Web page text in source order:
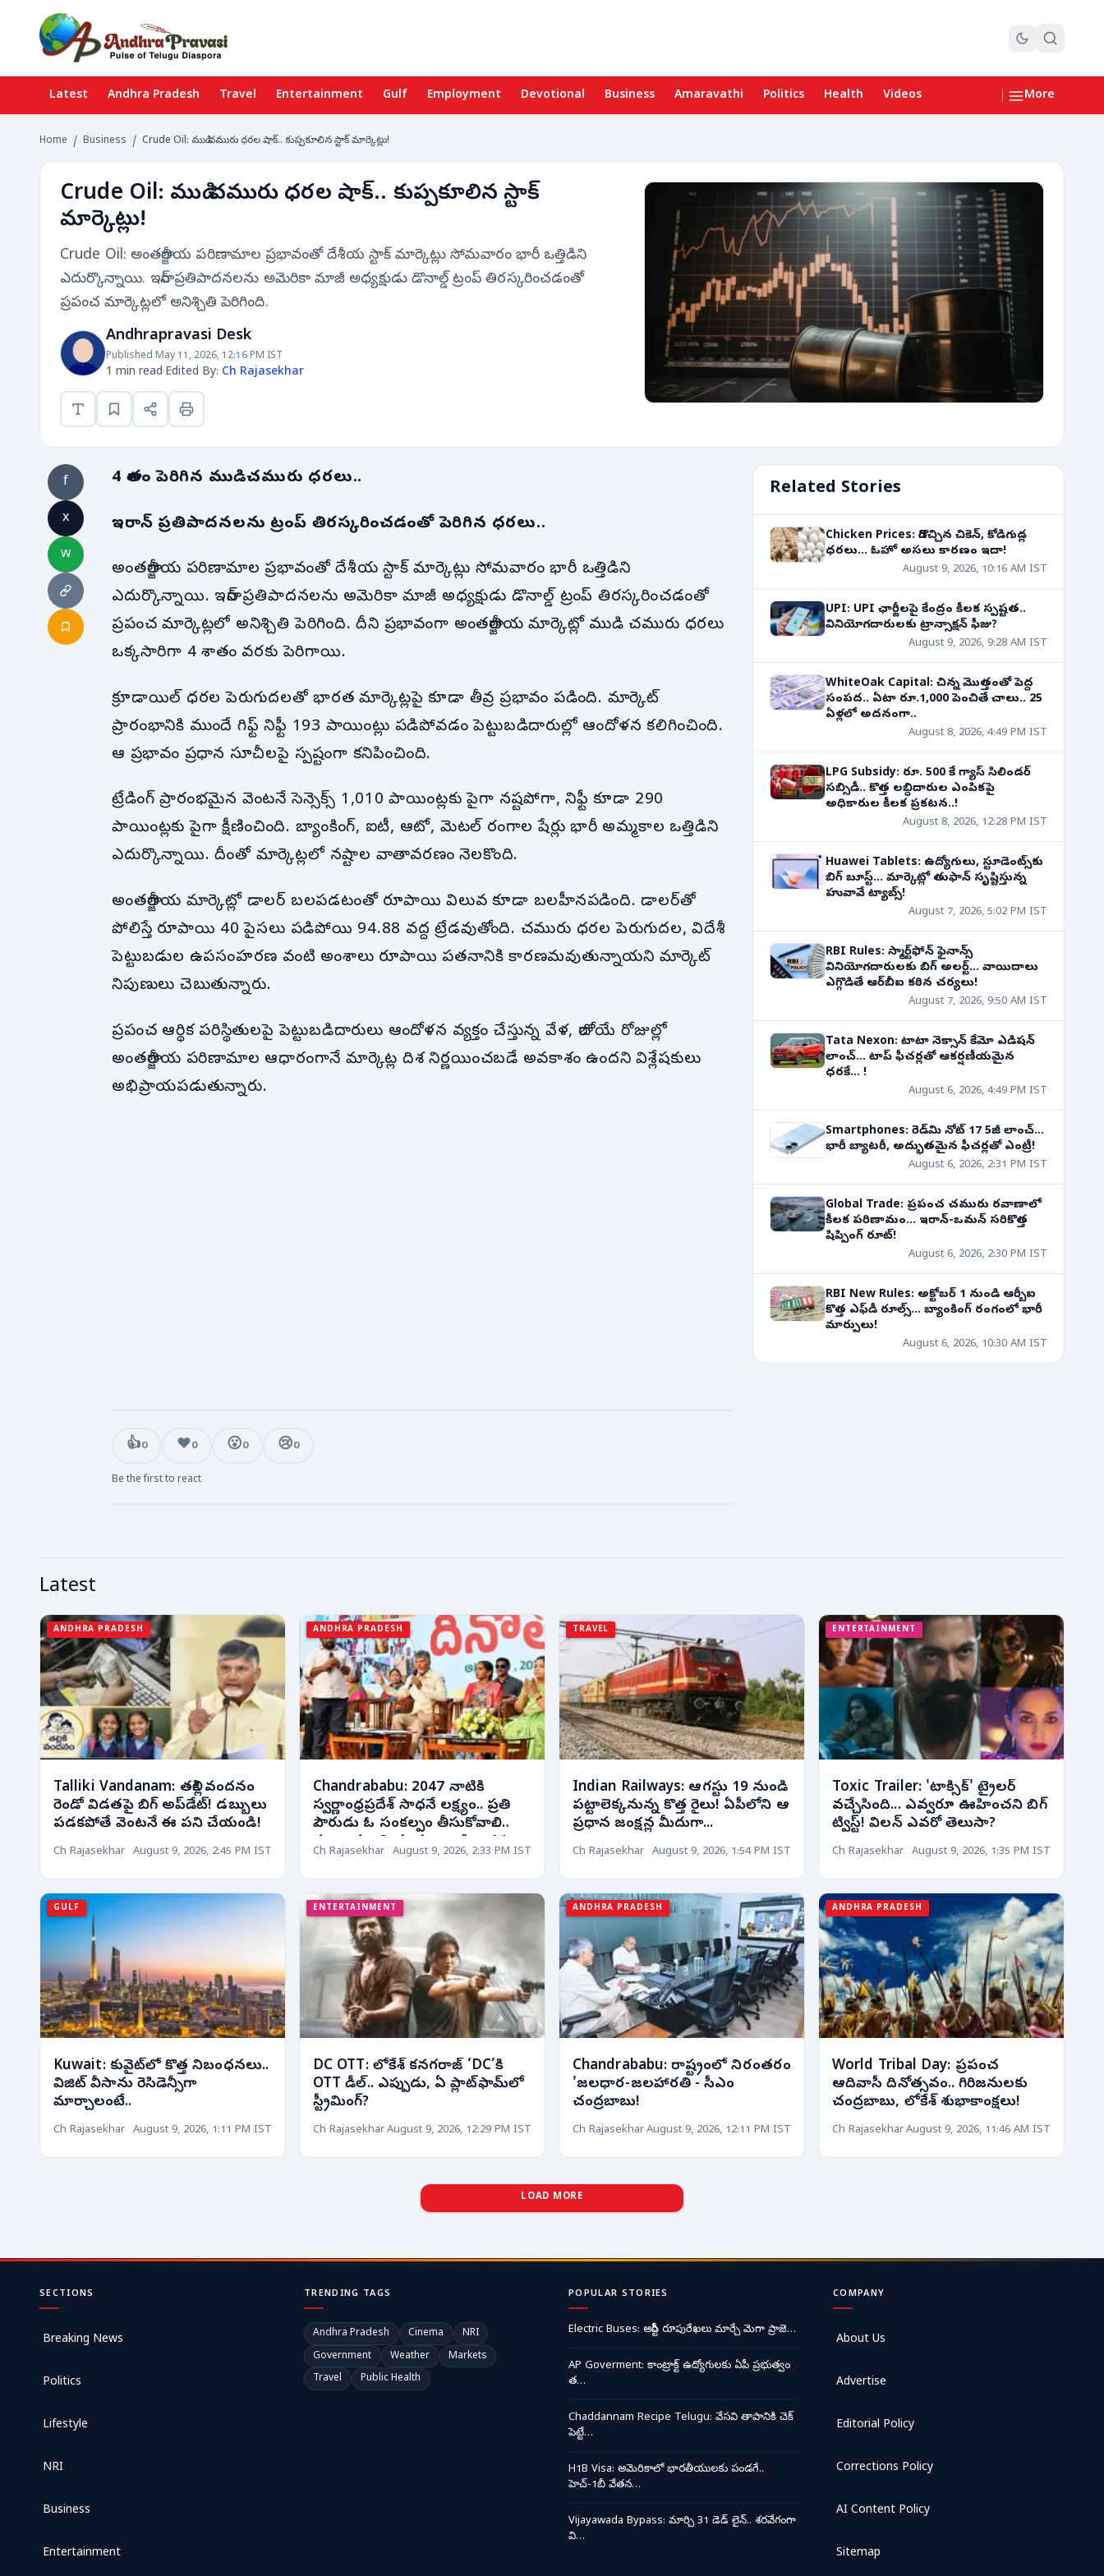
Latest Andhra Pradesh Travel Entertainment Gulf Employment Devotional Business Amaravathi Politics Health Videos More
Home / Business / Crude Oil: ముడి చమురు ధరల షాక్.. కుప్పకూలిన స్టాక్ మార్కెట్లు!
Crude Oil: ముడి చమురు ధరల షాక్.. కుప్పకూలిన స్టాక్
మార్కెట్లు!
Crude Oil: అంతర్జాతీయ పరిణామాల ప్రభావంతో దేశీయ స్టాక్ మార్కెట్లు సోమవారం భారీ ఒత్తిడిని
ఎదుర్కొన్నాయి. ఇరాన్ ప్రతిపాదనలను అమెరికా మాజీ అధ్యక్షుడు డొనాల్డ్ ట్రంప్ తిరస్కరించడంతో
ప్రపంచ మార్కెట్లలో అనిశ్చితి పెరిగింది.
Andhrapravasi Desk
Published May 11, 2026, 12:16 PM IST
1 min read·Edited By: Ch Rajasekhar
f
x
w
4 శాతం పెరిగిన ముడిచమురు ధరలు..
ఇరాన్ ప్రతిపాదనలను ట్రంప్ తిరస్కరించడంతో పెరిగిన ధరలు..
అంతర్జాతీయ పరిణామాల ప్రభావంతో దేశీయ స్టాక్ మార్కెట్లు సోమవారం భారీ ఒత్తిడిని
ఎదుర్కొన్నాయి. ఇరాన్ ప్రతిపాదనలను అమెరికా మాజీ అధ్యక్షుడు డొనాల్డ్ ట్రంప్ తిరస్కరించడంతో
ప్రపంచ మార్కెట్లలో అనిశ్చితి పెరిగింది. దీని ప్రభావంగా అంతర్జాతీయ మార్కెట్లో ముడి చమురు ధరలు
ఒక్కసారిగా 4 శాతం వరకు పెరిగాయి.
క్రూడాయిల్ ధరల పెరుగుదలతో భారత మార్కెట్లపై కూడా తీవ్ర ప్రభావం పడింది. మార్కెట్
ప్రారంభానికి ముందే గిఫ్ట్ నిఫ్టీ 193 పాయింట్లు పడిపోవడం పెట్టుబడిదారుల్లో ఆందోళన కలిగించింది.
ఆ ప్రభావం ప్రధాన సూచీలపై స్పష్టంగా కనిపించింది.
ట్రేడింగ్ ప్రారంభమైన వెంటనే సెన్సెక్స్ 1,010 పాయింట్లకు పైగా నష్టపోగా, నిఫ్టీ కూడా 290
పాయింట్లకు పైగా క్షీణించింది. బ్యాంకింగ్, ఐటీ, ఆటో, మెటల్ రంగాల షేర్లు భారీ అమ్మకాల ఒత్తిడిని
ఎదుర్కొన్నాయి. దీంతో మార్కెట్లలో నష్టాల వాతావరణం నెలకొంది.
అంతర్జాతీయ మార్కెట్లో డాలర్ బలపడటంతో రూపాయి విలువ కూడా బలహీనపడింది. డాలర్‌తో
పోలిస్తే రూపాయి 40 పైసలు పడిపోయి 94.88 వద్ద ట్రేడవుతోంది. చమురు ధరల పెరుగుదల, విదేశీ
పెట్టుబడుల ఉపసంహరణ వంటి అంశాలు రూపాయి పతనానికి కారణమవుతున్నాయని మార్కెట్
నిపుణులు చెబుతున్నారు.
ప్రపంచ ఆర్థిక పరిస్థితులపై పెట్టుబడిదారులు ఆందోళన వ్యక్తం చేస్తున్న వేళ, రాబోయే రోజుల్లో
అంతర్జాతీయ పరిణామాల ఆధారంగానే మార్కెట్ల దిశ నిర్ణయించబడే అవకాశం ఉందని విశ్లేషకులు
అభిప్రాయపడుతున్నారు.
Related Stories
Chicken Prices: దిగొచ్చిన చికెన్, కోడిగుడ్ల
ధరలు... ఓహో అసలు కారణం ఇదా!
August 9, 2026, 10:16 AM IST
UPI: UPI ఛార్జీలపై కేంద్రం కీలక స్పష్టత..
వినియోగదారులకు ట్రాన్సాక్షన్ ఫీజు?
August 9, 2026, 9:28 AM IST
WhiteOak Capital: చిన్న మొత్తంతో పెద్ద
సంపద.. ఏటా రూ.1,000 పెంచితే చాలు.. 25
ఏళ్లలో అదనంగా..
August 8, 2026, 4:49 PM IST
LPG Subsidy: రూ. 500 కే గ్యాస్ సిలిండర్
సబ్సిడీ.. కొత్త లబ్ధిదారుల ఎంపికపై
అధికారుల కీలక ప్రకటన..!
August 8, 2026, 12:28 PM IST
Huawei Tablets: ఉద్యోగులు, స్టూడెంట్స్‌కు
బిగ్ బూస్ట్... మార్కెట్లో తుఫాన్ సృష్టిస్తున్న
హువావే ట్యాబ్స్!
August 7, 2026, 5:02 PM IST
RBI Rules: స్మార్ట్‌ఫోన్ ఫైనాన్స్
వినియోగదారులకు బిగ్ అలర్ట్... వాయిదాలు
ఎగ్గొడితే ఆర్‌బీఐ కఠిన చర్యలు!
August 7, 2026, 9:50 AM IST
Tata Nexon: టాటా నెక్సాన్ కేమో ఎడిషన్
లాంచ్... టాప్ ఫీచర్లతో ఆకర్షణీయమైన
ధరకే... !
August 6, 2026, 4:49 PM IST
Smartphones: రెడ్‌మి నోట్ 17 5జీ లాంచ్...
భారీ బ్యాటరీ, అద్భుతమైన ఫీచర్లతో ఎంట్రీ!
August 6, 2026, 2:31 PM IST
Global Trade: ప్రపంచ చమురు రవాణాలో
కీలక పరిణామం... ఇరాన్-ఒమన్ సరికొత్త
షిప్పింగ్ రూట్!
August 6, 2026, 2:30 PM IST
RBI New Rules: అక్టోబర్ 1 నుండి ఆర్బీఐ
కొత్త ఎఫ్‌డీ రూల్స్... బ్యాంకింగ్ రంగంలో భారీ
మార్పులు!
August 6, 2026, 10:30 AM IST
👍0 ❤️0 😮0 😢0
Be the first to react
Latest
ANDHRA PRADESH
Talliki Vandanam: తల్లికి వందనం
రెండో విడతపై బిగ్ అప్‌డేట్! డబ్బులు
పడకపోతే వెంటనే ఈ పని చేయండి!
Ch Rajasekhar August 9, 2026, 2:45 PM IST
ANDHRA PRADESH
Chandrababu: 2047 నాటికి
స్వర్ణాంధ్రప్రదేశ్ సాధనే లక్ష్యం.. ప్రతి
పౌరుడు ఓ సంకల్పం తీసుకోవాలి..
ముఖ్యమంత్రి చంద్రబాబు పిలుపు!
Ch Rajasekhar August 9, 2026, 2:33 PM IST
TRAVEL
Indian Railways: ఆగస్టు 19 నుండి
పట్టాలెక్కనున్న కొత్త రైలు! ఏపీలోని ఆ
ప్రధాన జంక్షన్ల మీదుగా...
Ch Rajasekhar August 9, 2026, 1:54 PM IST
ENTERTAINMENT
Toxic Trailer: 'టాక్సిక్' ట్రైలర్
వచ్చేసింది... ఎవ్వరూ ఊహించని బిగ్
ట్విస్ట్! విలన్ ఎవరో తెలుసా?
Ch Rajasekhar August 9, 2026, 1:35 PM IST
GULF
Kuwait: కువైట్‌లో కొత్త నిబంధనలు..
విజిట్ వీసాను రెసిడెన్సీగా
మార్చాలంటే..
Ch Rajasekhar August 9, 2026, 1:11 PM IST
ENTERTAINMENT
DC OTT: లోకేశ్ కనగరాజ్ ‘DC’కి
OTT డీల్.. ఎప్పుడు, ఏ ప్లాట్‌ఫామ్‌లో
స్ట్రీమింగ్?
Ch RajasekharAugust 9, 2026, 12:29 PM IST
ANDHRA PRADESH
Chandrababu: రాష్ట్రంలో నిరంతరం
'జలధార-జలహారతి - సీఎం
చంద్రబాబు!
Ch RajasekharAugust 9, 2026, 12:11 PM IST
ANDHRA PRADESH
World Tribal Day: ప్రపంచ
ఆదివాసీ దినోత్సవం.. గిరిజనులకు
చంద్రబాబు, లోకేశ్ శుభాకాంక్షలు!
Ch RajasekharAugust 9, 2026, 11:46 AM IST
LOAD MORE
SECTIONS
Breaking News
Politics
Lifestyle
NRI
Business
Entertainment
TRENDING TAGS
Andhra Pradesh Cinema
NRI
Government
Weather
Markets
Travel
Public Health
POPULAR STORIES
Electric Buses: ఆర్టీసీ రూపురేఖలు మార్చే మెగా ప్రాజె…
AP Goverment: కాంట్రాక్ట్ ఉద్యోగులకు ఏపీ ప్రభుత్వం
త…
Chaddannam Recipe Telugu: వేసవి తాపానికి చెక్
పెట్టే…
H1B Visa: అమెరికాలో భారతీయులకు పండగే..
హెచ్-1బీ వేతన…
Vijayawada Bypass: మార్చి 31 డెడ్ లైన్.. శరవేగంగా
వి…
COMPANY
About Us
Advertise
Editorial Policy
Corrections Policy
AI Content Policy
Sitemap